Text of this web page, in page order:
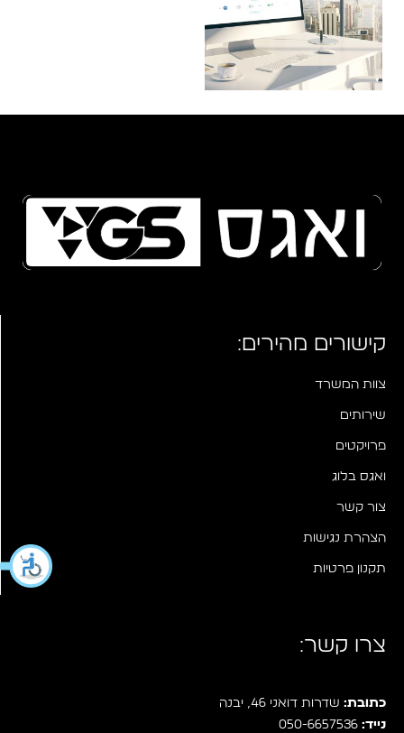
קישורים מהירים:
צוות המשרד
שירותים
פרויקטים
ואגס בלוג
צור קשר
הצהרת נגישות
תקנון פרטיות
צרו קשר:
כתובת: שדרות דואני 46, יבנה
נייד: 050-6657536